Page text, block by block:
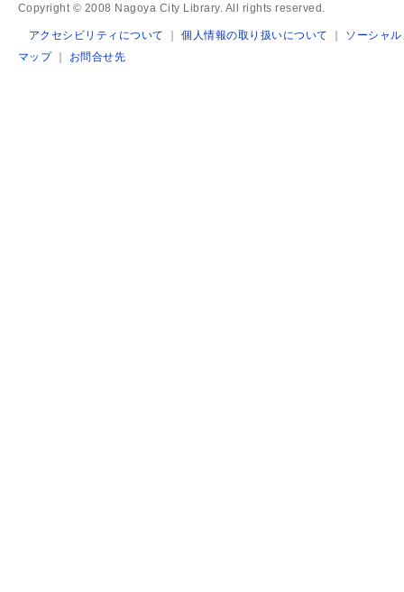
Copyright © 2008 Nagoya City Library. All rights reserved.
アクセシビリティについて ｜個人情報の取り扱いについて ｜ ソーシャ
マップ｜ お問合せ先